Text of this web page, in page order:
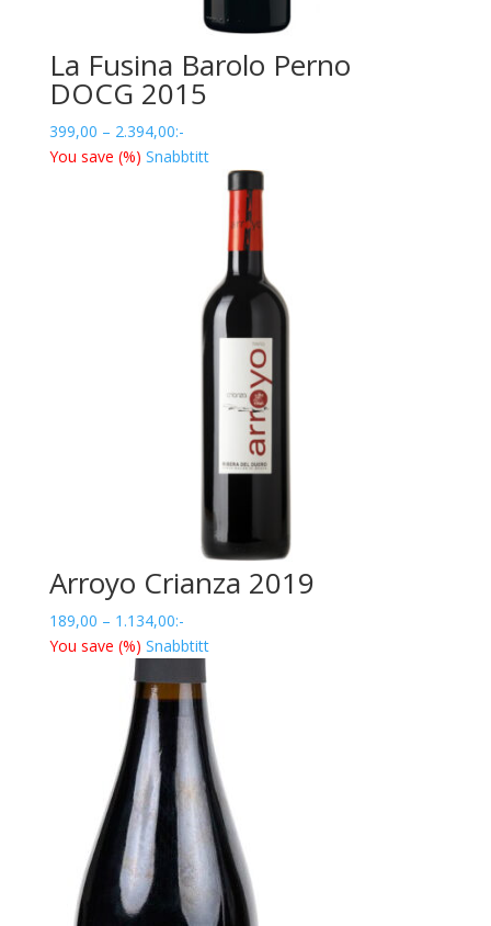
La Fusina Barolo Perno
DOCG 2015
399,00 – 2.394,00Prisintervall:
399,00
2.394,00
:-
You save (%) Snabbtitt
Arroyo Crianza 2019
189,00 – 1.134,00Prisintervall:
189,00
1.134,00
:-
You save (%) Snabbtitt